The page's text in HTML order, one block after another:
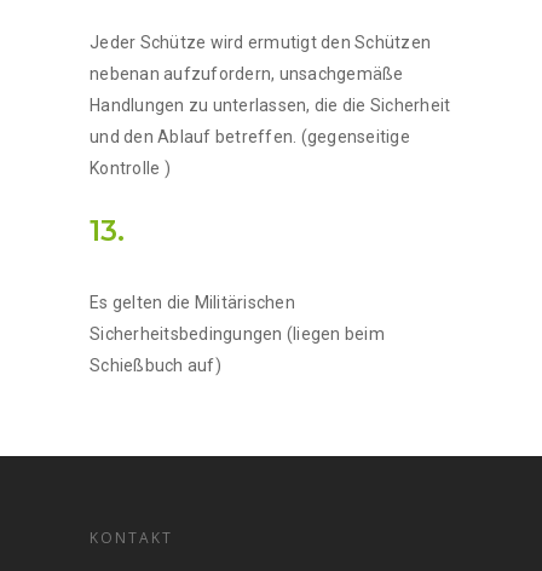
Jeder Schütze wird ermutigt den Schützen
nebenan aufzufordern, unsachgemäße
Handlungen zu unterlassen, die die Sicherheit
und den Ablauf betreffen. (gegenseitige
Kontrolle )
13.
Es gelten die Militärischen
Sicherheitsbedingungen (liegen beim
Schießbuch auf)
KONTAKT